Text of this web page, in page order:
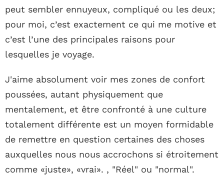
peut sembler ennuyeux, compliqué ou les deux;
pour moi, c’est exactement ce qui me motive et
c’est l’une des principales raisons pour
lesquelles je voyage.
J'aime absolument voir mes zones de confort
poussées, autant physiquement que
mentalement, et être confronté à une culture
totalement différente est un moyen formidable
de remettre en question certaines des choses
auxquelles nous nous accrochons si étroitement
comme «juste», «vrai». , "Réel" ou "normal".